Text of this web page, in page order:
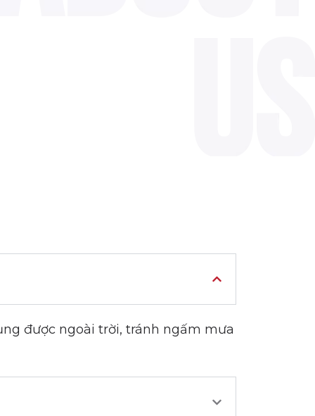
được ngoài trời, tránh ngấm mưa